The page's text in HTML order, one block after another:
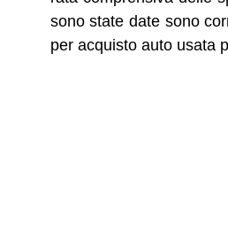
sono state date sono
per acquisto auto usata